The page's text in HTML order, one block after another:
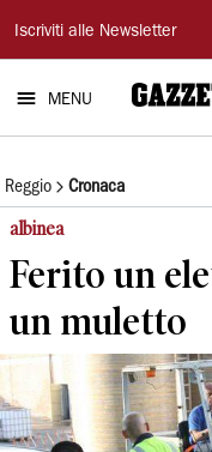
Gazzetta
di
Reggio
Iscriviti alle Newsletter
MENU
Reggio Cronaca
albinea
Ferito un
un muletto